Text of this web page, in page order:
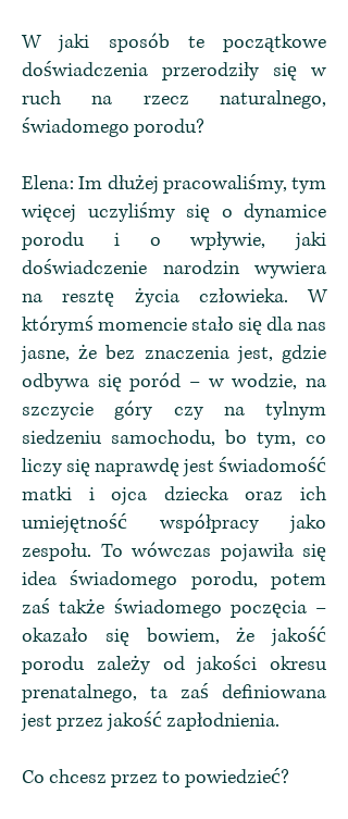
W jaki sposób te początkowe
doświadczenia przerodziły się w
ruch na rzecz naturalnego,
świadomego porodu?
Elena: Im dłużej pracowaliśmy, tym
więcej uczyliśmy się o dynamice
porodu i o wpływie, jaki
doświadczenie narodzin wywiera
na resztę życia człowieka. W
którymś momencie stało się dla nas
jasne, że bez znaczenia jest, gdzie
odbywa się poród – w wodzie, na
szczycie góry czy na tylnym
siedzeniu samochodu, bo tym, co
liczy się naprawdę jest świadomość
matki i ojca dziecka oraz ich
umiejętność współpracy jako
zespołu. To wówczas pojawiła się
idea świadomego porodu, potem
zaś także świadomego poczęcia –
okazało się bowiem, że jakość
porodu zależy od jakości okresu
prenatalnego, ta zaś definiowana
jest przez jakość zapłodnienia.
Co chcesz przez to powiedzieć?